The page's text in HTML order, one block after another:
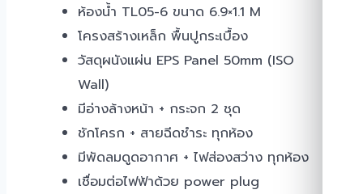
ห้องน้ำ TL05-6 ขนาด 6.9×1.1 M
โครงสร้างเหล็ก พื้นปูกระเบื้อง
วัสดุผนังแผ่น EPS Panel 50mm (ISO
Wall)
มีอ่างล้างหน้า + กระจก 2 ชุด
ชักโครก + สายฉีดชำระ ทุกห้อง
มีพัดลมดูดอากาศ + ไฟส่องสว่าง ทุกห้อง
เชื่อมต่อไฟฟ้าด้วย power plug